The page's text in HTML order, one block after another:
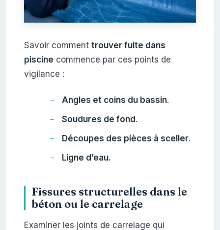
Savoir comment trouver fuite dans
piscine commence par ces points de
vigilance :
Angles et coins du bassin.
Soudures de fond.
Découpes des pièces à sceller.
Ligne d’eau.
Fissures structurelles dans le
béton ou le carrelage
Examiner les joints de carrelage qui